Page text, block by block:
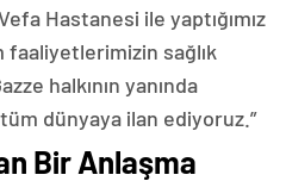
Hastanesi ile yaptığımız
faaliyetlerimizin sağlık
halkının yanında
dünyaya ilan ediyoruz.”
Bir Anlaşma